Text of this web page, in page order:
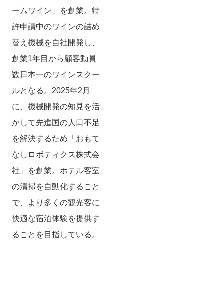
ームワイン」を創業。特
許申請中のワインの詰め
替え機械を自社開発し、
創業1年目から顧客動員
数日本一のワインスクー
ルとなる。2025年2月
に、機械開発の知見を活
かして先進国の人口不足
を解決するため「おもて
なしロボティクス株式会
社」を創業。ホテル客室
の清掃を自動化すること
で、より多くの観光客に
快適な宿泊体験を提供す
ることを目指している。